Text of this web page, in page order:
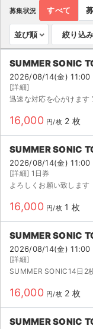
取扱チケット
ライブ・コンサート（
イベント
スポーツ
ご利用ガイド
ご利用ガイド
手数料・お支払い方法
AIに質問する
よくある質問
お知らせ
募集状況 すべて
並び順 絞り込み
SUMMER SONIC
2026/08/14(金) 11:00
[詳細]
迅速な対応を心がけます
16,000 円/枚 2 枚
SUMMER SONIC
2026/08/14(金) 11:00
[詳細] 1日券
よろしくお願い致します
16,000 円/枚 1 枚
SUMMER SONIC
2026/08/14(金) 11:00
[詳細]
16,000 円/枚 2 枚
SUMMER SONIC